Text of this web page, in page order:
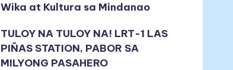
Wika at Kultura sa Mindanao
TULOY NA TULOY NA! LRT-1 LAS
PIÑAS STATION, PABOR SA
MILYONG PASAHERO